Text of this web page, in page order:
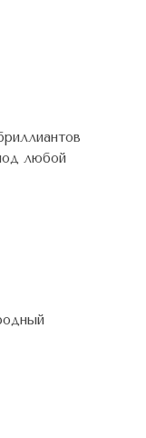
любой